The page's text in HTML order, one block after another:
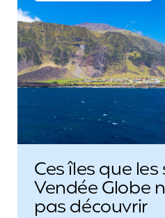
Ces îles que
Vendée Globe
pas découvrir